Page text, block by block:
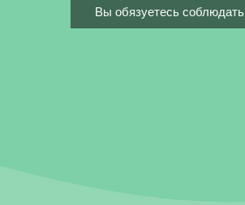
Вы обязуетесь соблюдать